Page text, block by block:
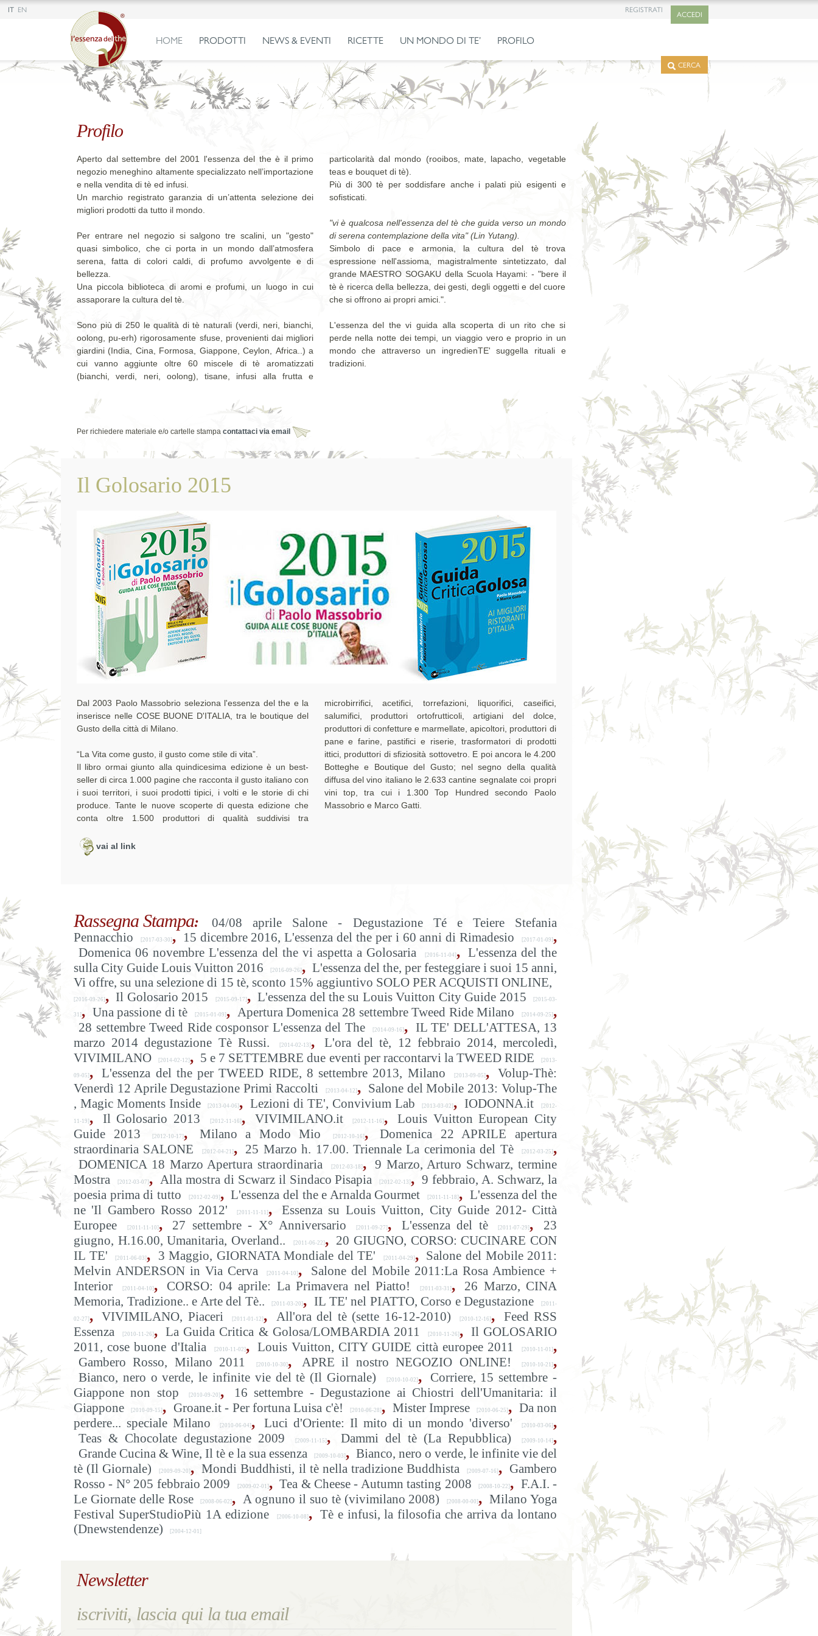
ACCEDI
CERCA
IT EN REGISTRATI
HOME PRODOTTI NEWS & EVENTI RICETTE UN MONDO DI TE’ PROFILO
Profilo
Aperto dal settembre del 2001 l'essenza del the è il primo
negozio meneghino altamente specializzato nell’importazione
e nella vendita di tè ed infusi.
Un marchio registrato garanzia di un’attenta selezione dei
migliori prodotti da tutto il mondo.
Per entrare nel negozio si salgono tre scalini, un "gesto"
quasi simbolico, che ci porta in un mondo dall’atmosfera
serena, fatta di colori caldi, di profumo avvolgente e di
bellezza.
Una piccola biblioteca di aromi e profumi, un luogo in cui
assaporare la cultura del tè.
Sono più di 250 le qualità di tè naturali (verdi, neri, bianchi,
oolong, pu-erh) rigorosamente sfuse, provenienti dai migliori
giardini (India, Cina, Formosa, Giappone, Ceylon, Africa..) a
cui vanno aggiunte oltre 60 miscele di tè aromatizzati
(bianchi, verdi, neri, oolong), tisane, infusi alla frutta e
particolarità dal mondo (rooibos, mate, lapacho, vegetable
teas e bouquet di tè).
Più di 300 tè per soddisfare anche i palati più esigenti e
sofisticati.
"vi è qualcosa nell'essenza del tè che guida verso un mondo
di serena contemplazione della vita" (Lin Yutang).
Simbolo di pace e armonia, la cultura del tè trova
espressione nell'assioma, magistralmente sintetizzato, dal
grande MAESTRO SOGAKU della Scuola Hayami: - "bere il
tè è ricerca della bellezza, dei gesti, degli oggetti e del cuore
che si offrono ai propri amici.".
L'essenza del the vi guida alla scoperta di un rito che si
perde nella notte dei tempi, un viaggio vero e proprio in un
mondo che attraverso un ingredienTE' suggella rituali e
tradizioni.
Per richiedere materiale e/o cartelle stampa contattaci via email
Il Golosario 2015
Dal 2003 Paolo Massobrio seleziona l'essenza del the e la
inserisce nelle COSE BUONE D'ITALIA, tra le boutique del
Gusto della città di Milano.
“La Vita come gusto, il gusto come stile di vita”.
Il libro ormai giunto alla quindicesima edizione è un best-
seller di circa 1.000 pagine che racconta il gusto italiano con
i suoi territori, i suoi prodotti tipici, i volti e le storie di chi
produce. Tante le nuove scoperte di questa edizione che
conta oltre 1.500 produttori di qualità suddivisi tra
microbirrifici, acetifici, torrefazioni, liquorifici, caseifici,
salumifici, produttori ortofrutticoli, artigiani del dolce,
produttori di confetture e marmellate, apicoltori, produttori di
pane e farine, pastifici e riserie, trasformatori di prodotti
ittici, produttori di sfiziosità sottovetro. E poi ancora le 4.200
Botteghe e Boutique del Gusto; nel segno della qualità
diffusa del vino italiano le 2.633 cantine segnalate coi propri
vini top, tra cui i 1.300 Top Hundred secondo Paolo
Massobrio e Marco Gatti.
vai al link
Rassegna Stampa:
04/08 aprile Salone - Degustazione Té e Teiere Stefania
Pennacchio
[2017-03-30] , 15 dicembre 2016, L'essenza del the per i 60 anni di Rimadesio [2017-01-09] ,
Domenica 06 novembre L'essenza del the vi aspetta a Golosaria [2016-11-04] , L'essenza del the
sulla City Guide Louis Vuitton 2016
[2016-09-26] , L'essenza del the, per festeggiare i suoi 15 anni,
Vi offre, su una selezione di 15 tè, sconto 15% aggiuntivo SOLO PER ACQUISTI ONLINE,
[2016-09-26] , Il Golosario 2015 [2015-09-17] , L'essenza del the su Louis Vuitton City Guide 2015 [2015-03-
31] , Una passione di tè [2015-01-09] , Apertura Domenica 28 settembre Tweed Ride Milano [2014-09-25] ,
28 settembre Tweed Ride cosponsor L'essenza del The [2014-09-16] , IL TE' DELL'ATTESA, 13
marzo 2014 degustazione Tè Russi.
[2014-02-13] ,
L'ora del tè, 12 febbraio 2014, mercoledì,
VIVIMILANO
[2014-02-12] , 5 e 7 SETTEMBRE due eventi per raccontarvi la TWEED RIDE [2013-
09-05] , L'essenza del the per TWEED RIDE, 8 settembre 2013, Milano [2013-09-05] , Volup-Thè:
Venerdì 12 Aprile Degustazione Primi Raccolti
[2013-04-12] , Salone del Mobile 2013: Volup-The
, Magic Moments Inside
[2013-04-06] , Lezioni di TE', Convivium Lab [2013-03-02] , IODONNA.it [2012-
11-19] , Il Golosario 2013 [2012-11-16], VIVIMILANO.it [2012-11-16] ,
Louis Vuitton European City
Guide 2013
[2012-10-17] , Milano a Modo Mio [2012-10-16],
Domenica 22 APRILE apertura
straordinaria SALONE
[2012-04-21] , 25 Marzo h. 17.00. Triennale La cerimonia del Tè [2012-03-25] ,
DOMENICA 18 Marzo Apertura straordinaria [2012-03-18] , 9 Marzo, Arturo Schwarz, termine
Mostra
[2012-03-07] , Alla mostra di Scwarz il Sindaco Pisapia [2012-02-13] , 9 febbraio, A. Schwarz, la
poesia prima di tutto
[2012-02-09] , L'essenza del the e Arnalda Gourmet [2011-11-18] , L'essenza del the
ne 'Il Gambero Rosso 2012'
[2011-11-11] ,
Essenza su Louis Vuitton, City Guide 2012- Città
Europee
[2011-11-10] , 27 settembre - X° Anniversario [2011-09-27] , L'essenza del tè [2011-07-29] ,
23
giugno, H.16.00, Umanitaria, Overland..
[2011-06-22] , 20 GIUGNO, CORSO: CUCINARE CON
IL TE'
[2011-06-03] , 3 Maggio, GIORNATA Mondiale del TE' [2011-04-29] , Salone del Mobile 2011:
Melvin ANDERSON in Via Cerva
[2011-04-10] ,
Salone del Mobile 2011:La Rosa Ambience +
Interior
[2011-04-10] , CORSO: 04 aprile: La Primavera nel Piatto! [2011-03-31] ,
26 Marzo, CINA
Memoria, Tradizione.. e Arte del Tè..
[2011-03-20] , IL TE' nel PIATTO, Corso e Degustazione [2011-
02-27] , VIVIMILANO, Piaceri [2011-01-12] , All'ora del tè (sette 16-12-2010) [2010-12-16] ,
Feed RSS
Essenza
[2010-11-26] , La Guida Critica & Golosa/LOMBARDIA 2011 [2010-11-26] , Il GOLOSARIO
2011, cose buone d'Italia
[2010-11-02] , Louis Vuitton, CITY GUIDE città europee 2011 [2010-11-01] ,
Gambero Rosso, Milano 2011 [2010-10-30] , APRE il nostro NEGOZIO ONLINE! [2010-10-21] ,
Bianco, nero o verde, le infinite vie del tè (Il Giornale) [2010-10-02] ,
Corriere, 15 settembre -
Giappone non stop
[2010-09-20] ,
16 settembre - Degustazione ai Chiostri dell'Umanitaria: il
Giappone
[2010-09-15] , Groane.it - Per fortuna Luisa c'è! [2010-06-28] , Mister Imprese [2010-06-25] , Da non
perdere... speciale Milano
[2010-06-04] , Luci d'Oriente: Il mito di un mondo 'diverso' [2010-03-06] ,
Teas & Chocolate degustazione 2009 [2009-11-15] , Dammi del tè (La Repubblica) [2009-10-14] ,
Grande Cucina & Wine, Il tè e la sua essenza [2009-10-03] , Bianco, nero o verde, le infinite vie del
tè (Il Giornale)
[2009-09-20] , Mondi Buddhisti, il tè nella tradizione Buddhista [2009-07-16] , Gambero
Rosso - N° 205 febbraio 2009
[2009-02-01], Tea & Cheese - Autumn tasting 2008 [2008-10-22] , F.A.I. -
Le Giornate delle Rose
[2008-06-02] , A ognuno il suo tè (vivimilano 2008) [2008-00-00] , Milano Yoga
Festival SuperStudioPiù 1A edizione
[2006-10-08] , Tè e infusi, la filosofia che arriva da lontano
(Dnewstendenze)
[2004-12-01]
Newsletter